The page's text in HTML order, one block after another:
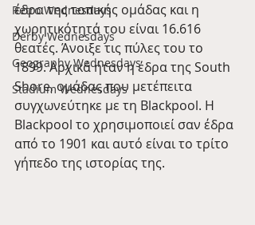
Retro Wednesdays
Derby Wednesdays
Geography Wednesdays
Stadium Wednesdays
έδρα της τοπικής ομάδας και η
χωρητικότητά του είναι 16.616
θεατές. Άνοιξε τις πύλες του το
1899. Αρχικά ήταν η έδρα της South
Shore, ομάδας που μετέπειτα
συγχωνεύτηκε με τη Blackpool. Η
Blackpool το χρησιμοποιεί σαν έδρα
από το 1901 και αυτό είναι το τρίτο
γήπεδο της ιστορίας της.